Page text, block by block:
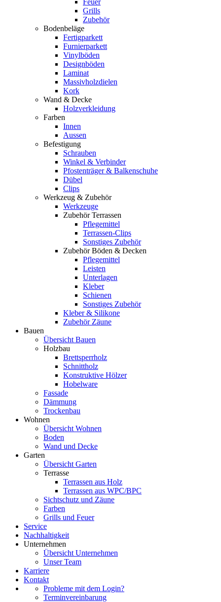
Grills
Zubehör
Bodenbeläge
Fertigparkett
Furnierparkett
Vinylböden
Designböden
Laminat
Massivholzdielen
Kork
Wand & Decke
Holzverkleidung
Farben
Innen
Aussen
Befestigung
Schrauben
Winkel & Verbinder
Pfostenträger & Balkenschuhe
Dübel
Clips
Werkzeug & Zubehör
Werkzeuge
Zubehör Terrassen
Pflegemittel
Terrassen-Clips
Sonstiges Zubehör
Zubehör Böden & Decken
Pflegemittel
Leisten
Unterlagen
Kleber
Schienen
Sonstiges Zubehör
Kleber & Silikone
Zubehör Zäune
Bauen
Übersicht Bauen
Holzbau
Brettsperrholz
Schnittholz
Konstruktive Hölzer
Hobelware
Fassade
Dämmung
Trockenbau
Wohnen
Übersicht Wohnen
Boden
Wand und Decke
Garten
Übersicht Garten
Terrasse
Terrassen aus Holz
Terrassen aus WPC/BPC
Sichtschutz und Zäune
Farben
Grills und Feuer
Service
Nachhaltigkeit
Unternehmen
Übersicht Unternehmen
Unser Team
Karriere
Kontakt
Probleme mit dem Login?
Terminvereinbarung